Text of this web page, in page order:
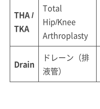
THA /
TKA
Total
Hip/Knee
Arthroplasty
Drain
ドレーン（排
液管）